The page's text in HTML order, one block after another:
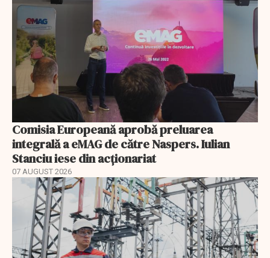
Comisia Europeană aprobă preluarea
integrală a eMAG de către Naspers. Iulian
Stanciu iese din acționariat
07 AUGUST 2026